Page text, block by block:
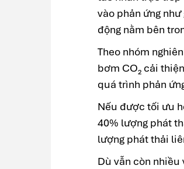
vào phản ứng
động nằm bên
Theo nhóm
bơm CO₂ cải
quá trình phản
Nếu được tối ưu
40% lượng phát
lượng phát thải
Dù vẫn còn